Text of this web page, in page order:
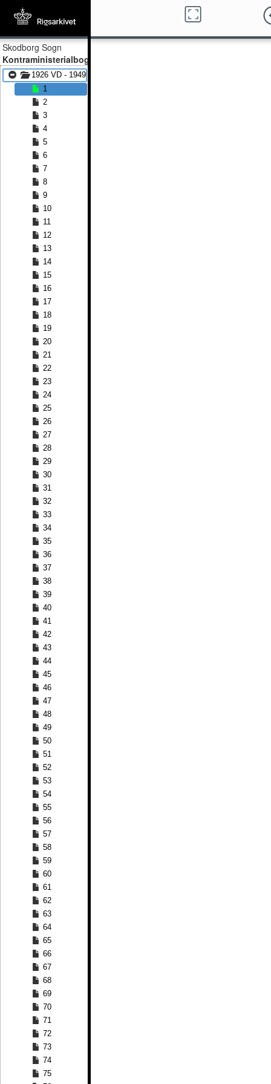
Skodborg Sogn
Kontraministerialbog
1926 VD - 1949 VD
1
2
3
4
5
6
7
8
9
10
11
12
13
14
15
16
17
18
19
20
21
22
23
24
25
26
27
28
29
30
31
32
33
34
35
36
37
38
39
40
41
42
43
44
45
46
47
48
49
50
51
52
53
54
55
56
57
58
59
60
61
62
63
64
65
66
67
68
69
70
71
72
73
74
75